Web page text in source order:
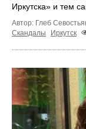
Иркутска» и тем
Автор: Глеб
Скандалы
Иркутск